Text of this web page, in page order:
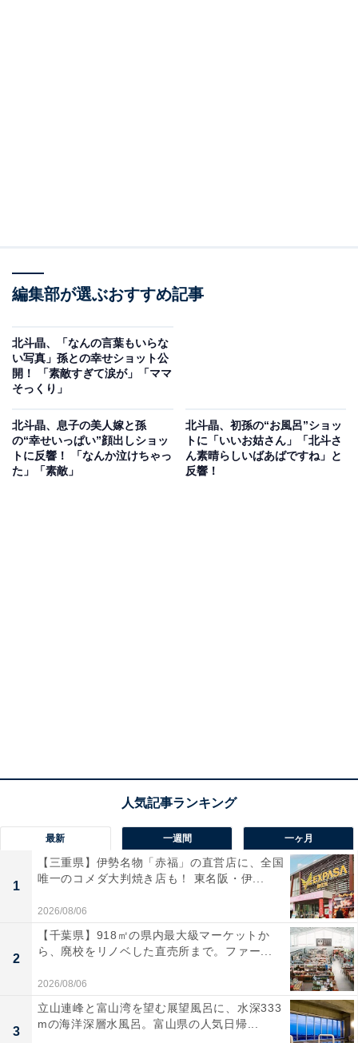
編集部が選ぶおすすめ記事
北斗晶、「なんの言葉もいらな
い写真」孫との幸せショット公
開！ 「素敵すぎて涙が」「ママ
そっくり」
北斗晶、息子の美人嫁と孫
の“幸せいっぱい”顔出しショッ
トに反響！ 「なんか泣けちゃっ
た」「素敵」
北斗晶、初孫の“お風呂”ショッ
トに「いいお姑さん」「北斗さ
ん素晴らしいばあばですね」と
反響！
最新 一週間 一ヶ月
1
【三重県】伊勢名物「赤福」の直営店に、全国
唯一のコメダ大判焼き店も！ 東名阪・伊...
2026/08/06
2
【千葉県】918㎡の県内最大級マーケットか
ら、廃校をリノベした直売所まで。ファー...
2026/08/06
3
立山連峰と富山湾を望む展望風呂に、水深333
mの海洋深層水風呂。富山県の人気日帰...